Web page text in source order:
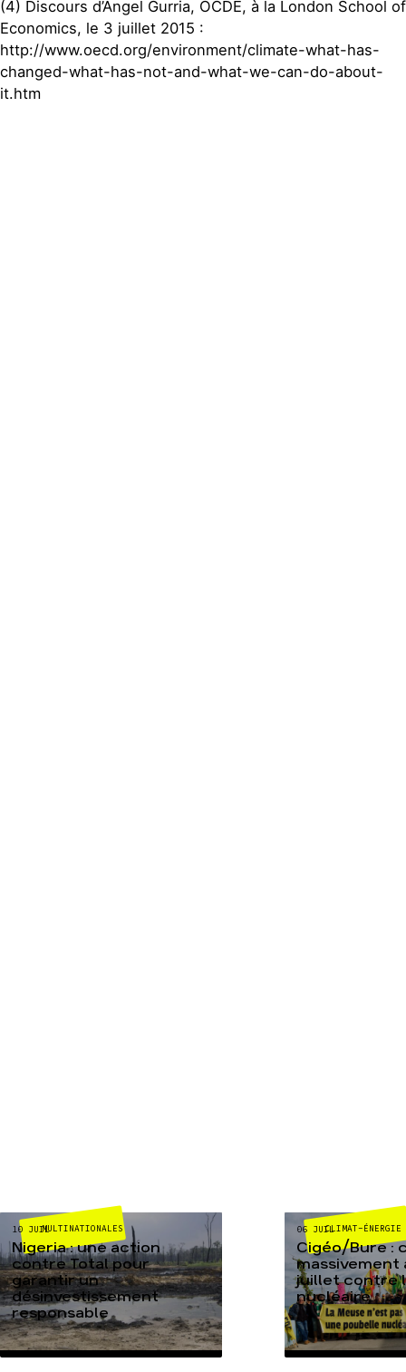
(4) Discours d’Angel Gurria, OCDE, à la London School of
Economics, le 3 juillet 2015 :
http://www.oecd.org/environment/climate-what-has-
changed-what-has-not-and-what-we-can-do-about-
it.htm
MULTINATIONALES
10 JUIL
Nigeria : une action
contre Total pour
garantir un
désinvestissement
responsable
CLIMAT-ÉNERGIE
06 JUIL
Cigéo/Bure :
massivement
juillet contre
nucléaire